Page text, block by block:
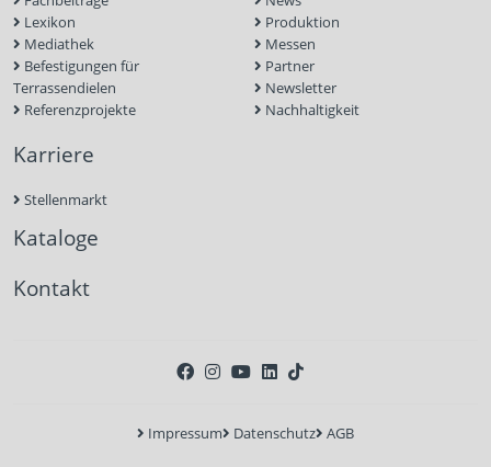
Lexikon
Mediathek
Befestigungen für
Terrassendielen
Referenzprojekte
Produktion
Messen
Partner
Newsletter
Nachhaltigkeit
Karriere
Stellenmarkt
Kataloge
Kontakt
Impressum Datenschutz AGB